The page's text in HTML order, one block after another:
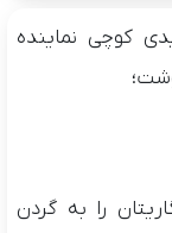
کوچی نماینده
را به گردن